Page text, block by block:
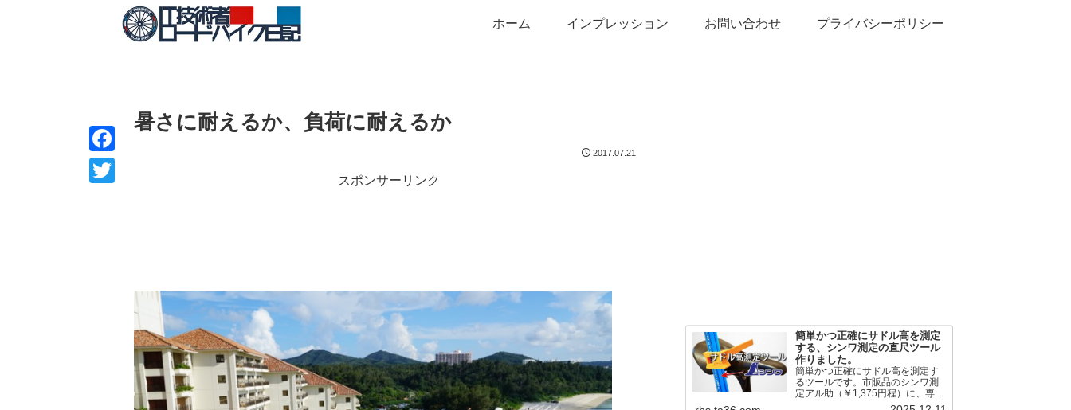
ホーム インプレッション お問い合わせ プライバシーポリシー
暑さに耐えるか、負荷に耐えるか
2017.07.21
スポンサーリンク
F
簡単かつ正確にサドル高を測定
する、シンワ測定の直尺ツール
作りました。
簡単かつ正確にサドル高を測定す
るツールです。市販品のシンワ測
定アル助（￥1,375円程）に、専用
のサドル高測定ツールを取り付け